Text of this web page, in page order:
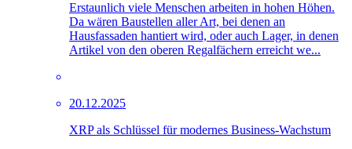
Erstaunlich viele Menschen arbeiten in hohen Höhen.
Da wären Baustellen aller Art, bei denen an
Hausfassaden hantiert wird, oder auch Lager, in denen
Artikel von den oberen Regalfächern erreicht we...
20.12.2025
XRP als Schlüssel für modernes Business-Wachstum